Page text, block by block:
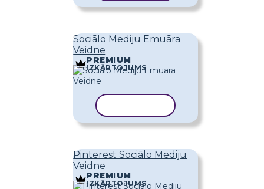
Sociālo Mediju Emuāra
Veidne
PREMIUM
IZKĀRTOJUMS
Pinterest Sociālo Mediju
Veidne
PREMIUM
IZKĀRTOJUMS